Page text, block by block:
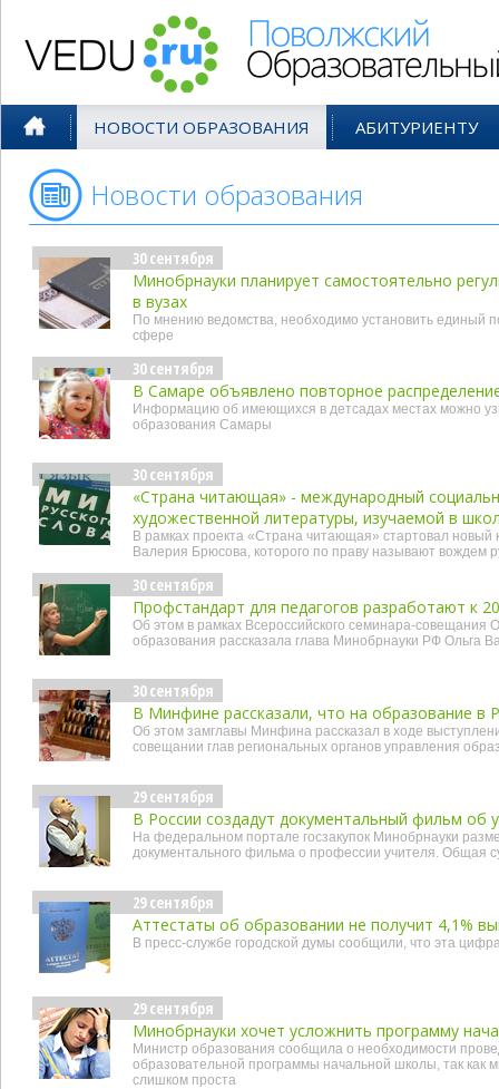
НОВОСТИ ОБРАЗОВАНИЯ АБИТУРИЕНТУ
Новости образования
30 сентября
Минобрнауки планирует самостоятельно
в вузах
По мнению ведомства, необходимо установить единый
сфере
30 сентября
В Самаре объявлено повторное
Информацию об имеющихся в детсадах местах можно
образования Самары
30 сентября
«Страна читающая» - международный
художественной литературы, изучаемой в
В рамках проекта «Страна читающая» стартовал новый
Валерия Брюсова, которого по праву называют вождем
30 сентября
Профстандарт для педагогов разработают к
Об этом в рамках Всероссийского семинара-совещания
образования рассказала глава Минобрнауки РФ Ольга
30 сентября
В Минфине рассказали, что на образование в
Об этом замглавы Минфина рассказал в ходе
совещании глав региональных органов управления
29 сентября
В России создадут документальный фильм об
На федеральном портале госзакупок Минобрнауки
документального фильма о профессии учителя. Общая
29 сентября
Аттестаты об образовании не получит 4,1%
В пресс-службе городской думы сообщили, что эта
29 сентября
Минобрнауки хочет усложнить программу
Министр образования сообщила о необходимости
образовательной программы начальной школы, так как
слишком проста